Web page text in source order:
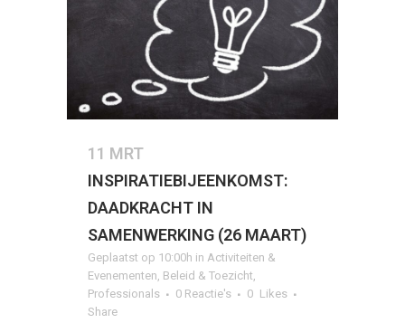
11 MRT
INSPIRATIEBIJEENKOMST:
DAADKRACHT IN
SAMENWERKING (26 MAART)
Geplaatst op 10:00h in Activiteiten &
Evenementen, Beleid & Toezicht,
Professionals
0 Reactie's 0 Likes
Share